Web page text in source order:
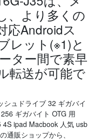
、より多くの
応Androidス
レット(※1)と
ター間で素早
転送が可能で
ュドライブ 32 ギガバイ
ギガバイト OTG 用
ipad Macbook 人気 usb
通販ショップから、